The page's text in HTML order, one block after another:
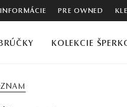
PRE OWNED
KOLEKCIE